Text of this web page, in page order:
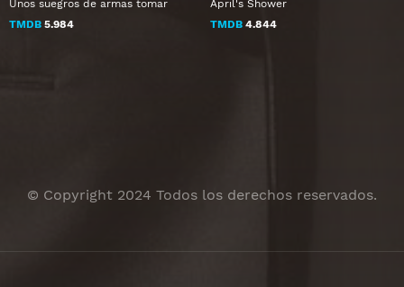
Unos suegros de armas tomar
TMDB 5.984
April's Shower
TMDB 4.844
© Copyright 2024 Todos los derechos reservados.